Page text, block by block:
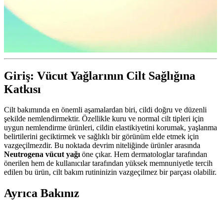
Giriş: Vücut Yağlarının Cilt Sağlığına
Katkısı
Cilt bakımında en önemli aşamalardan biri, cildi doğru ve düzenli
şekilde nemlendirmektir. Özellikle kuru ve normal cilt tipleri için
uygun nemlendirme ürünleri, cildin elastikiyetini korumak, yaşlanma
belirtilerini geciktirmek ve sağlıklı bir görünüm elde etmek için
vazgeçilmezdir. Bu noktada devrim niteliğinde ürünler arasında
Neutrogena vücut yağıöne çıkar. Hem dermatologlar tarafından
önerilen hem de kullanıcılar tarafından yüksek memnuniyetle tercih
edilen bu ürün, cilt bakım rutininizin vazgeçilmez bir parçası olabilir.
Ayrıca Bakınız